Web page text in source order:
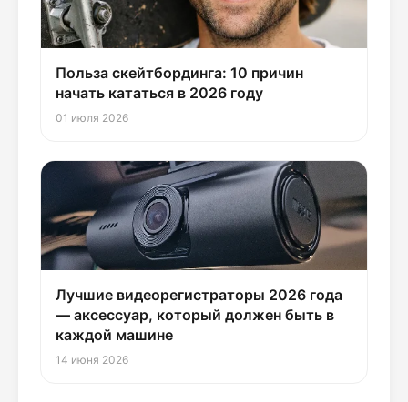
Польза скейтбординга: 10 причин
начать кататься в 2026 году
01 июля 2026
Лучшие видеорегистраторы 2026 года
— аксессуар, который должен быть в
каждой машине
14 июня 2026